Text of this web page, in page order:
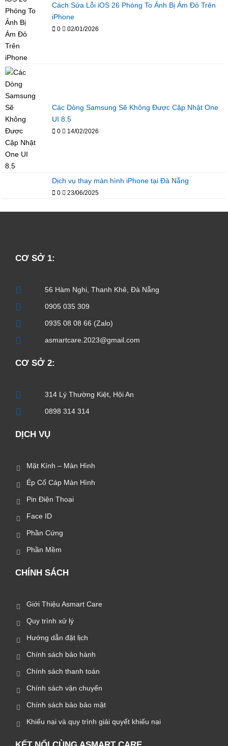
Cách Sửa Lỗi iOS 26 Phóng To Ảnh Bị Ám Đỏ Trên
iPhone
0 02/01/2026
Các Dòng Samsung Sẽ Không Được Cập Nhật One
UI 8.5
0 14/02/2026
Dịch vụ thay màn hình iPhone tại Đà Nẵng
0 23/06/2025
CƠ SỞ 1:
56 Hàm Nghi, Thanh Khê, Đà Nẵng
0905 035 309
0935 08 08 66 (Zalo)
asmartcare.2023@gmail.com
CƠ SỞ 2:
314 Lý Thường Kiệt, Hội An
0898 314 314
DỊCH VỤ
Mặt Kính – Màn Hình
Ép Cổ Cáp Màn Hình
Pin Điện Thoại
Face ID
Phần Cứng
Phần Mềm
CHÍNH SÁCH
Giới Thiệu Asmart Care
Quy trình xử lý
Hướng dẫn đặt lịch
Chính sách bảo hành
Chính sách thanh toán
Chính sách vận chuyển
Chính sách bảo bảo mật
Khiếu nại và quy trình giải quyết khiếu nại